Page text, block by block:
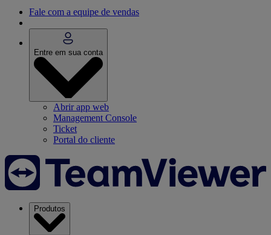
Fale com a equipe de vendas
Entre em sua conta
Abrir app web
Management Console
Ticket
Portal do cliente
Produtos